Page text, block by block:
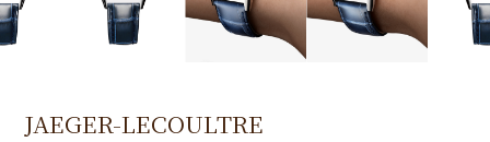
JAEGER-LECOULTRE